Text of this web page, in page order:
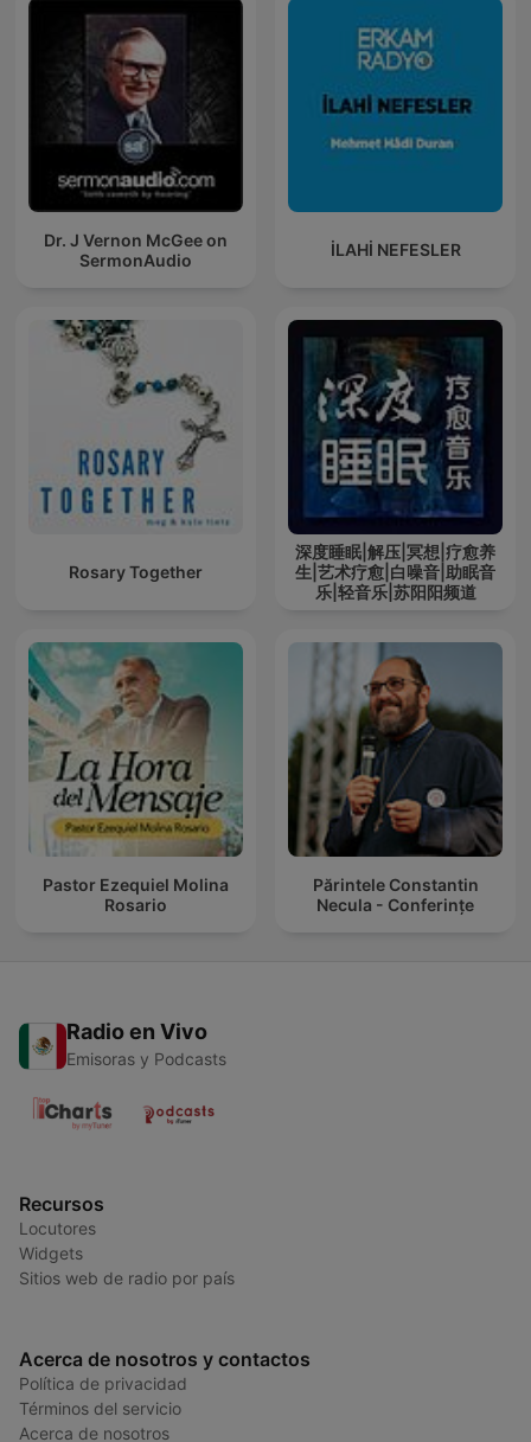
Dr. J Vernon McGee on
SermonAudio
İLAHİ NEFESLER
Rosary Together
深度睡眠|解压|冥想|疗愈养
生|艺术疗愈|白噪音|助眠音
乐|轻音乐|苏阳阳频道
Pastor Ezequiel Molina
Rosario
Părintele Constantin
Necula - Conferințe
Radio en Vivo
Emisoras y Podcasts
Recursos
Locutores
Widgets
Sitios web de radio por país
Acerca de nosotros y contactos
Política de privacidad
Términos del servicio
Acerca de nosotros